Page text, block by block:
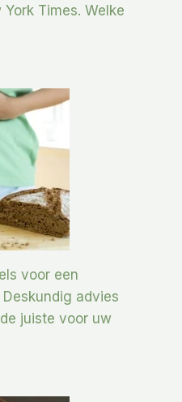
Times. Welke
voor een
advies
juiste voor uw